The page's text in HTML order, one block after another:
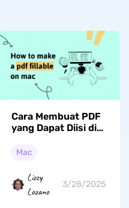
Cara Membuat PDF
yang Dapat Diisi di
Panduan Paling
Mac
Lizzy
Lozano
3/28/2025